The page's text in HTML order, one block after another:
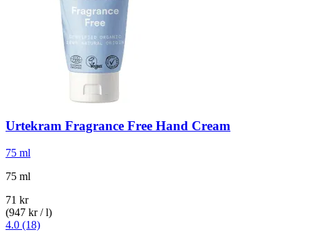
Urtekram Fragrance Free Hand Cream
75 ml
75 ml
71 kr
(947 kr / l)
4.0 (18)